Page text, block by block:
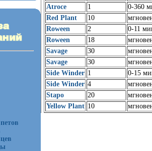
Atroce
1
0-360
Red Plant
10
Roween
2
0-11
Roween
18
Savage
30
Savage
30
Side Winder 1
0-15
Side Winder 4
Stapo
20
Yellow Plant 10